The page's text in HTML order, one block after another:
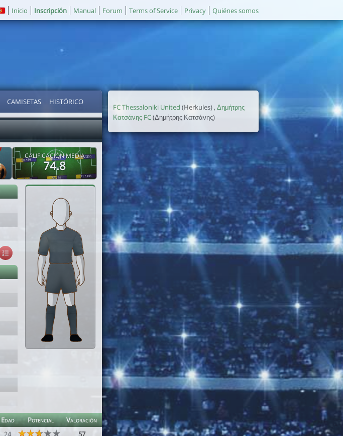
Inicio Inscripción Manual Forum Terms of Service Privacy Quiénes somos
CAMISETAS HISTÓRICO
CALIFICACIÓN MEDIA
74.8
Edad Potencial
Valoración
24
57
FC Thessaloniki United (Herkules) , Δημήτρης
Κατσάνης FC(Δημήτρης Κατσάνης)